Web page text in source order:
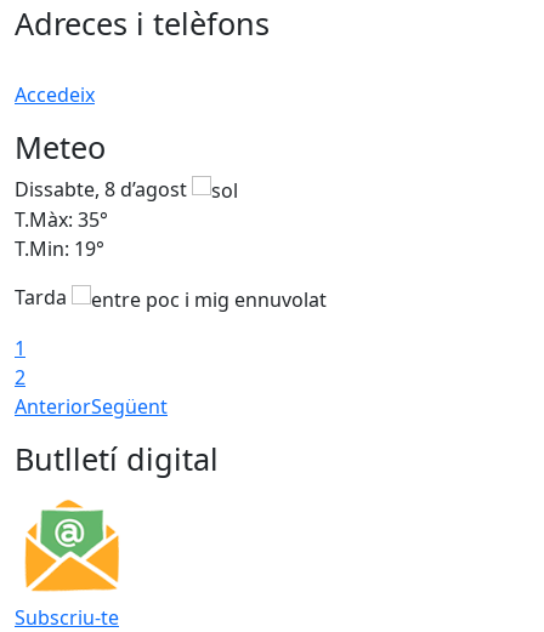
Adreces i telèfons
Accedeix
Meteo
Dissabte, 8 d’agost
T.Màx: 35°
T.Min: 19°
Tarda
1
2
AnteriorSegüent
Butlletí digital
Subscriu-te